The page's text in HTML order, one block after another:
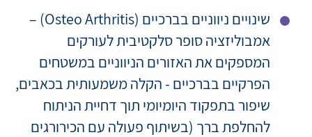
שינויים ניווניים בברכיים (Osteo Arthritis) –
אמבוליזציה סופר סלקטיבית לעורקים
המספקים את האזורים הניווניים במשטחים
הפרקיים בברכיים - הקלה משמעותית בכאבים,
שיפור בתפקוד היומיומי תוך דחיית הניתוח
להחלפת ברך (בשיתוף פעולה עם הכירורגים